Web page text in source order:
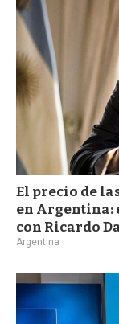
El precio de
en Argentina:
con Ricardo
Argentina